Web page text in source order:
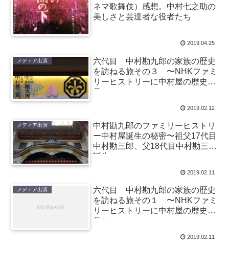
ネマ歌舞伎）感想。中村七之助の
美しさと芸達者な役者たち
2019.04.25
メディア出演
六代目 中村勘九郎の家族の歴史
を訪ねる旅その３ 〜NHKファミ
リーヒストリーに中村屋の歴史を
見た〜
2019.02.12
メディア出演
中村勘九郎のファミリーヒストリ
ー中村屋誕生の秘密〜祖父17代目
中村勘三郎、父18代目中村勘三郎
誕生〜
2019.02.11
メディア出演
六代目 中村勘九郎の家族の歴史
を訪ねる旅その１ 〜NHKファミ
リーヒストリーに中村屋の歴史を
見た〜
2019.02.11